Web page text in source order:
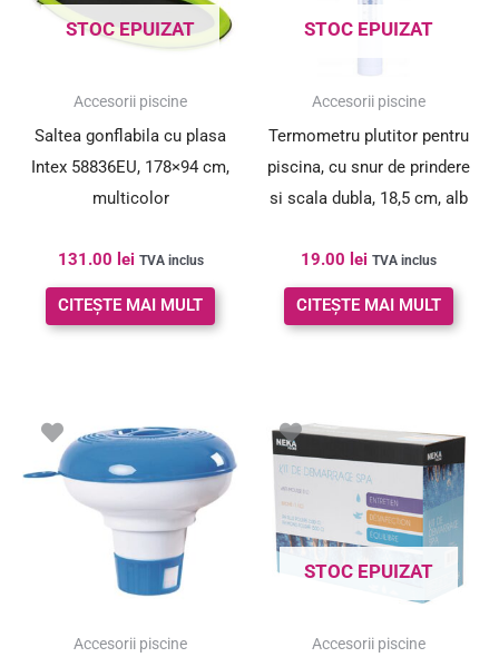
STOC EPUIZAT
Accesorii piscine
Saltea gonflabila cu plasa
Intex 58836EU, 178×94 cm,
multicolor
131.00 lei TVA inclus
CITEȘTE MAI MULT
STOC EPUIZAT
Accesorii piscine
Termometru plutitor pentru
piscina, cu snur de prindere
si scala dubla, 18,5 cm, alb
19.00 lei TVA inclus
CITEȘTE MAI MULT
Accesorii piscine
STOC EPUIZAT
Accesorii piscine